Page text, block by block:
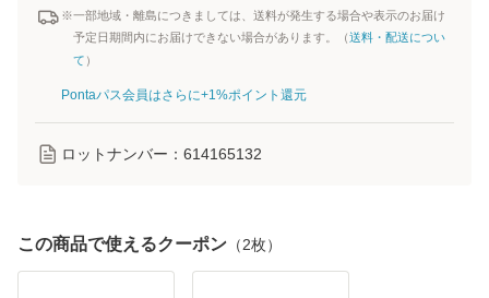
※一部地域・離島につきましては、送料が発生する場合や表示のお届け
予定日期間内にお届けできない場合があります。（送料・配送につい
て ）
Pontaパス会員はさらに+1%ポイント還元
ロットナンバー： 614165132
この商品で使えるクーポン （2枚）